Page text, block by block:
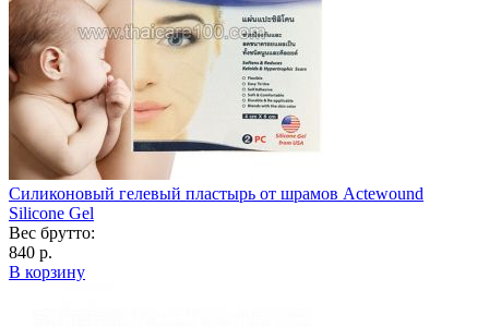
Силиконовый гелевый пластырь от шрамов Actewound
Silicone Gel
Вес брутто:
840 р.
В корзину